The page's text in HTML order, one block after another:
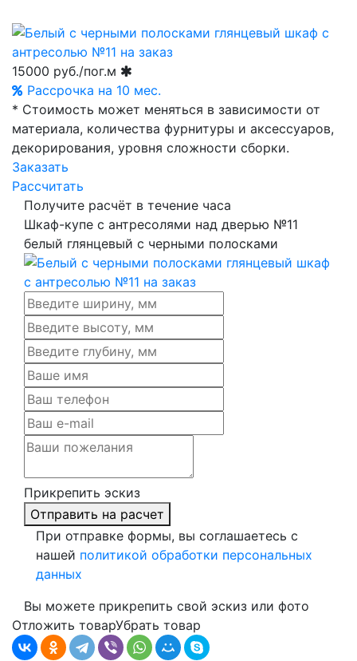
15000 руб./пог.м
Рассрочка на 10 мес.
* Стоимость может меняться в зависимости от
материала, количества фурнитуры и аксессуаров,
декорирования, уровня сложности сборки.
Заказать
Рассчитать
Получите расчёт в течение часа
Шкаф-купе с антресолями над дверью №11
белый глянцевый с черными полосками
Прикрепить эскиз
Отправить на расчет
При отправке формы, вы соглашаетесь с
нашей политикой обработки персональных
данных
Вы можете прикрепить свой эскиз или фото
Отложить товарУбрать товар